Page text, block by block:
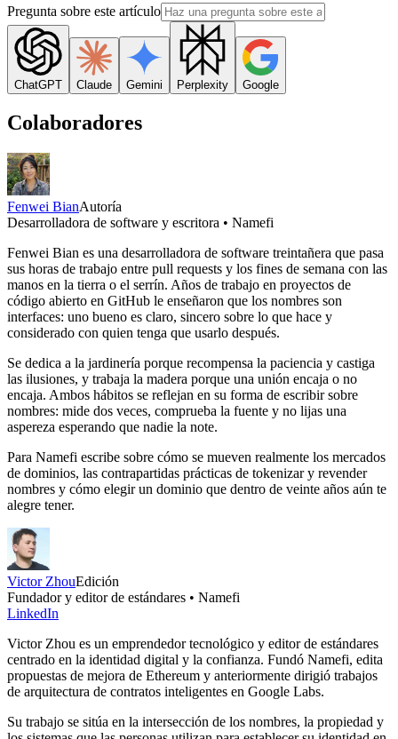
Pregunta sobre este artículo
ChatGPT Claude Gemini Perplexity Google
Colaboradores
Fenwei BianAutoría
Desarrolladora de software y escritora • Namefi
Fenwei Bian es una desarrolladora de software treintañera que pasa
sus horas de trabajo entre pull requests y los fines de semana con las
manos en la tierra o el serrín. Años de trabajo en proyectos de
código abierto en GitHub le enseñaron que los nombres son
interfaces: uno bueno es claro, sincero sobre lo que hace y
considerado con quien tenga que usarlo después.
Se dedica a la jardinería porque recompensa la paciencia y castiga
las ilusiones, y trabaja la madera porque una unión encaja o no
encaja. Ambos hábitos se reflejan en su forma de escribir sobre
nombres: mide dos veces, comprueba la fuente y no lijas una
aspereza esperando que nadie la note.
Para Namefi escribe sobre cómo se mueven realmente los mercados
de dominios, las contrapartidas prácticas de tokenizar y revender
nombres y cómo elegir un dominio que dentro de veinte años aún te
alegre tener.
Victor ZhouEdición
Fundador y editor de estándares • Namefi
LinkedIn
Victor Zhou es un emprendedor tecnológico y editor de estándares
centrado en la identidad digital y la confianza. Fundó Namefi, edita
propuestas de mejora de Ethereum y anteriormente dirigió trabajos
de arquitectura de contratos inteligentes en Google Labs.
Su trabajo se sitúa en la intersección de los nombres, la propiedad y